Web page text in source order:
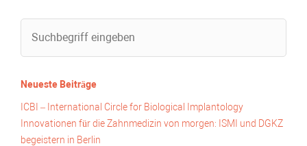
Neueste Beiträge
ICBI – International Circle for Biological Implantology
Innovationen für die Zahnmedizin von morgen: ISMI und DGKZ
begeistern in Berlin